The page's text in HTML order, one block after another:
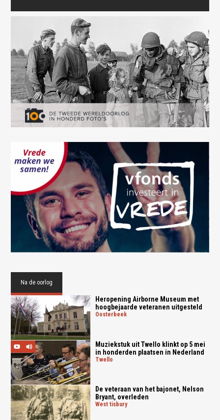
Na de oorlog
Heropening Airborne Museum met
hoogbejaarde veteranen uitgesteld
oosterbeek
Muziekstuk uit Twello klinkt op 5 mei
in honderden plaatsen in Nederland
twello
De veteraan van het bajonet, Nelson
Bryant, overleden
west tisbury